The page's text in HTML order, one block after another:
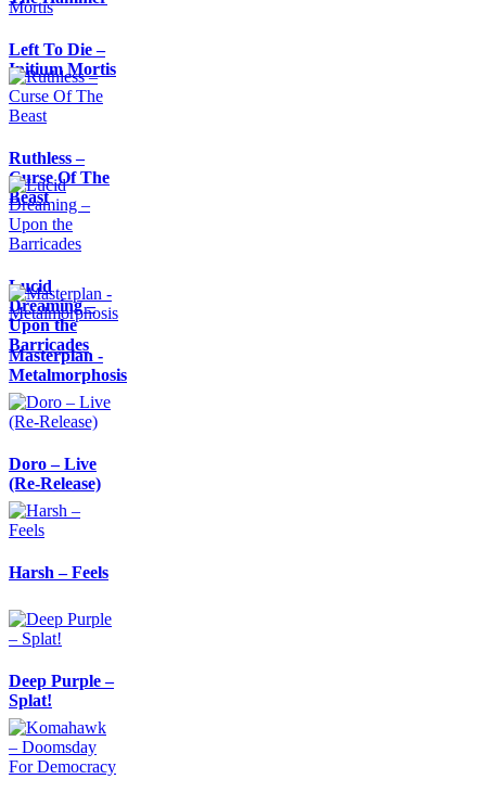
Left To Die –
Initium Mortis
Ruthless –
Curse Of The
Beast
Lucid
Dreaming –
Upon the
Barricades
Masterplan -
Metalmorphosis
Doro – Live
(Re-Release)
Harsh – Feels
Deep Purple –
Splat!